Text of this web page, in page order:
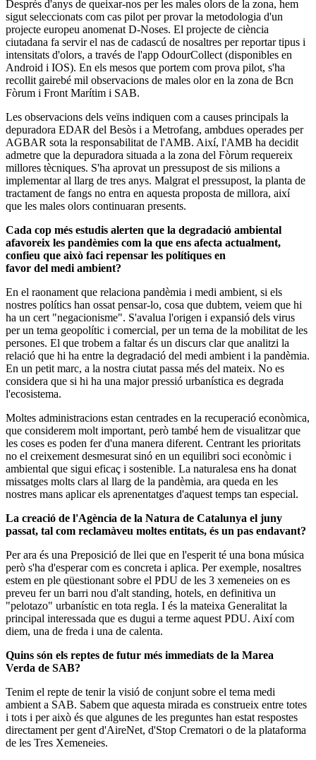
Després d'anys de queixar-nos per les males olors de la zona, hem
sigut seleccionats com cas pilot per provar la metodologia d'un
projecte europeu anomenat D-Noses. El projecte de ciència
ciutadana fa servir el nas de cadascú de nosaltres per reportar tipus i
intensitats d'olors, a través de l'app OdourCollect (disponibles en
Android i IOS). En els mesos que portem com prova pilot, s'ha
recollit gairebé mil observacions de males olor en la zona de Bcn
Fòrum i Front Marítim i SAB.
Les observacions dels veïns indiquen com a causes principals la
depuradora EDAR del Besòs i a Metrofang, ambdues operades per
AGBAR sota la responsabilitat de l'AMB. Així, l'AMB ha decidit
admetre que la depuradora situada a la zona del Fòrum requereix
millores tècniques. S'ha aprovat un pressupost de sis milions a
implementar al llarg de tres anys. Malgrat el pressupost, la planta de
tractament de fangs no entra en aquesta proposta de millora, així
que les males olors continuaran presents.
Cada cop més estudis alerten que la degradació ambiental
afavoreix les pandèmies com la que ens afecta actualment,
confieu que això faci repensar les polítiques en
favor del medi ambient?
En el raonament que relaciona pandèmia i medi ambient, si els
nostres polítics han ossat pensar-lo, cosa que dubtem, veiem que hi
ha un cert "negacionisme". S'avalua l'origen i expansió dels virus
per un tema geopolític i comercial, per un tema de la mobilitat de les
persones. El que trobem a faltar és un discurs clar que analitzi la
relació que hi ha entre la degradació del medi ambient i la pandèmia.
En un petit marc, a la nostra ciutat passa més del mateix. No es
considera que si hi ha una major pressió urbanística es degrada
l'ecosistema.
Moltes administracions estan centrades en la recuperació econòmica,
que considerem molt important, però també hem de visualitzar que
les coses es poden fer d'una manera diferent. Centrant les prioritats
no el creixement desmesurat sinó en un equilibri soci econòmic i
ambiental que sigui eficaç i sostenible. La naturalesa ens ha donat
missatges molts clars al llarg de la pandèmia, ara queda en les
nostres mans aplicar els aprenentatges d'aquest temps tan especial.
La creació de l'Agència de la Natura de Catalunya el juny
passat, tal com reclamàveu moltes entitats, és un pas endavant?
Per ara és una Preposició de llei que en l'esperit té una bona música
però s'ha d'esperar com es concreta i aplica. Per exemple, nosaltres
estem en ple qüestionant sobre el PDU de les 3 xemeneies on es
preveu fer un barri nou d'alt standing, hotels, en definitiva un
"pelotazo" urbanístic en tota regla. I és la mateixa Generalitat la
principal interessada que es dugui a terme aquest PDU. Així com
diem, una de freda i una de calenta.
Quins són els reptes de futur més immediats de la Marea
Verda de SAB?
Tenim el repte de tenir la visió de conjunt sobre el tema medi
ambient a SAB. Sabem que aquesta mirada es construeix entre totes
i tots i per això és que algunes de les preguntes han estat respostes
directament per gent d'AireNet, d'Stop Crematori o de la plataforma
de les Tres Xemeneies.